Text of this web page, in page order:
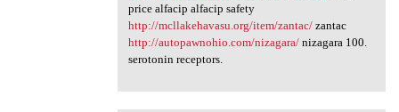
price alfacip alfacip safety
http://mcllakehavasu.org/item/zantac/zantac
http://autopawnohio.com/nizagara/nizagara 100.
serotonin receptors.